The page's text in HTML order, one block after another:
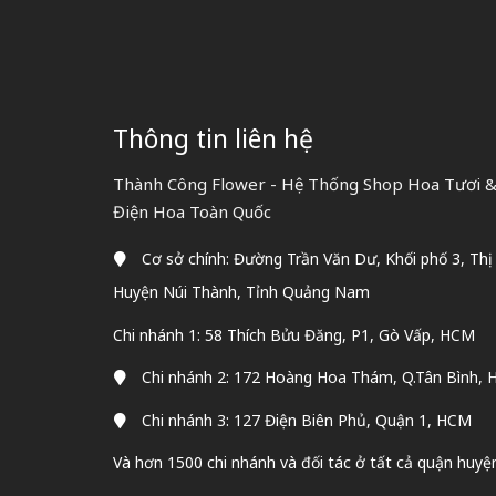
Thông tin liên hệ
Thành Công Flower - Hệ Thống Shop Hoa Tươi
Điện Hoa Toàn Quốc
Cơ sở chính: Đường Trần Văn Dư, Khối phố 3,
Huyện Núi Thành, Tỉnh Quảng Nam
Chi nhánh 1: 58 Thích Bửu Đăng, P1, Gò Vấp, HCM
Chi nhánh 2: 172 Hoàng Hoa Thám, Q.Tân Bình,
Chi nhánh 3: 127 Điện Biên Phủ, Quận 1, HCM
Và hơn 1500 chi nhánh và đối tác ở tất cả quận